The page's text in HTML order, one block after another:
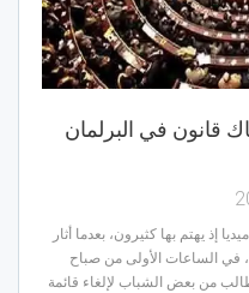
قانون في البرلمان
إذ يهتم بها كثيرون، بعدما أثار
في الساعات الأولى من صباح
من بعض الشباب لإلغاء قائمة